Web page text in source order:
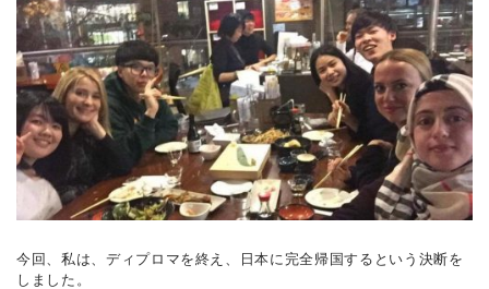
今回、私は、ディプロマを終え、日本に完全帰国するという決断を
しました。